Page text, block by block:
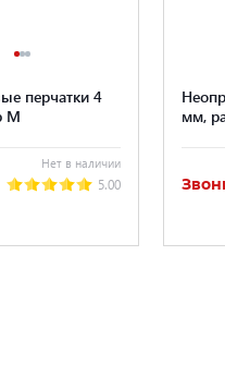
перчатки 4
M
Нет в наличии
5.00
мм,